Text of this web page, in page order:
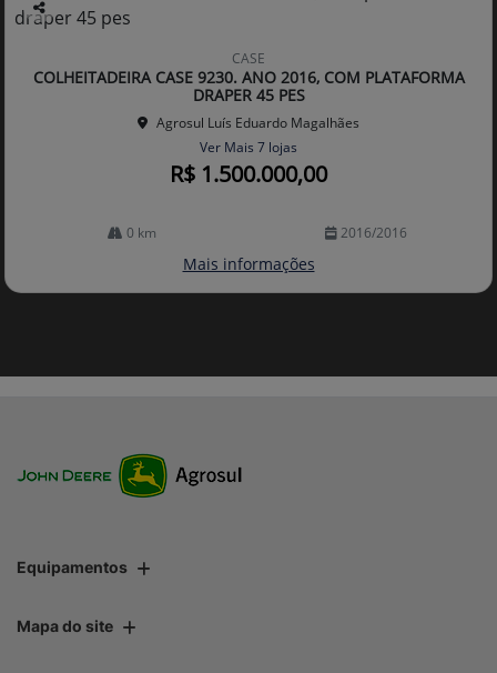
Co
arti
lhe
CASE
COLHEITADEIRA CASE 9230. ANO 2016, COM PLATAFORMA
DRAPER 45 PES
Agrosul Luís Eduardo Magalhães
Ver Mais 7 lojas
R$ 1.500.000,00
0 km 2016/2016
Mais informações
Equipamentos
Mapa do site